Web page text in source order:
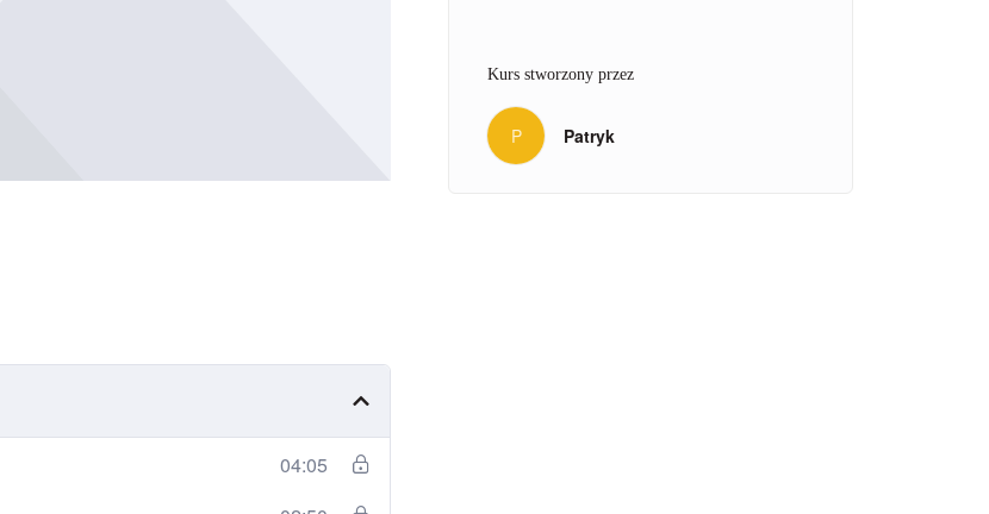
04:05
Kurs stworzony przez
P Patryk